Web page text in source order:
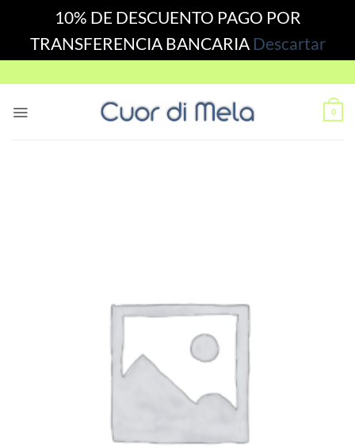
10% DE DESCUENTO PAGO POR
TRANSFERENCIA BANCARIA Descartar
to
0